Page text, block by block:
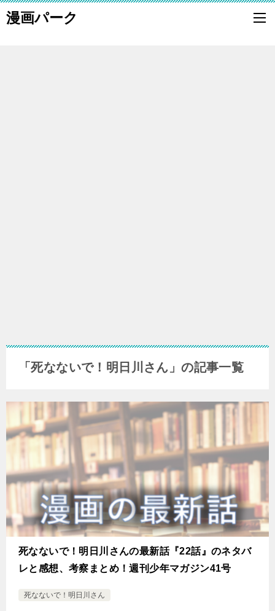
漫画パーク
「死なないで！明日川さん」の記事一覧
死なないで！明日川さんの最新話『22話』のネタバ
レと感想、考察まとめ！週刊少年マガジン41号
死なないで！明日川さん